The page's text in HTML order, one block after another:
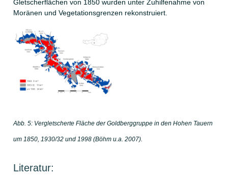
Gletscherflächen von 1850 wurden unter Zuhilfenahme von
Moränen und Vegetationsgrenzen rekonstruiert.
Abb. 5: Vergletscherte Fläche der Goldberggruppe in den Hohen Tauern
um 1850, 1930/32 und 1998 (Böhm u.a. 2007).
Literatur: